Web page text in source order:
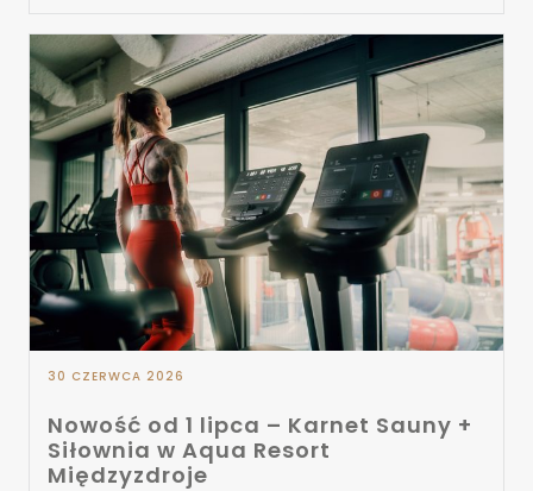
30 CZERWCA 2026
Nowość od 1 lipca – Karnet Sauny +
Siłownia w Aqua Resort
Międzyzdroje